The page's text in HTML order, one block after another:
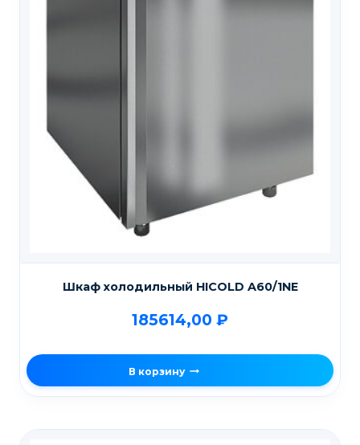
Шкаф холодильный HICOLD A60/1NE
185614,00 ₽
В корзину